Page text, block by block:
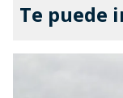
Te puede